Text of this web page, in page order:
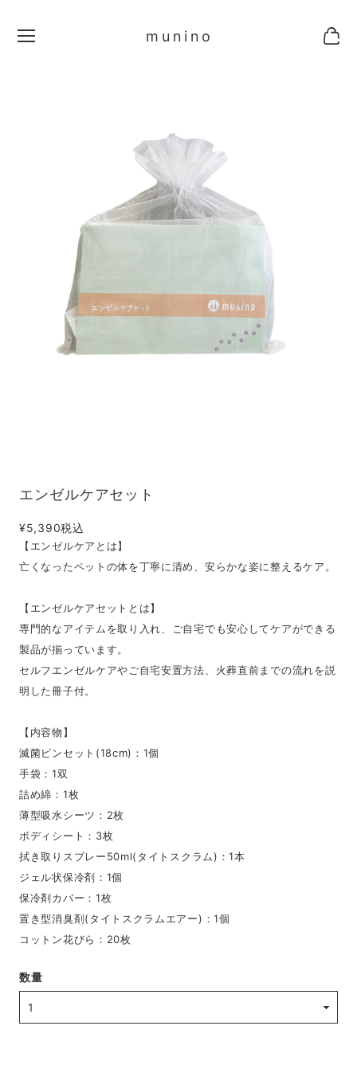
munino
エンゼルケアセット
¥5,390税込
【エンゼルケアとは】
亡くなったペットの体を丁寧に清め、安らかな姿に整えるケア。
【エンゼルケアセットとは】
専門的なアイテムを取り入れ、ご自宅でも安心してケアができる
製品が揃っています。
セルフエンゼルケアやご自宅安置方法、火葬直前までの流れを説
明した冊子付。
【内容物】
滅菌ピンセット(18cm)：1個
手袋：1双
詰め綿：1枚
薄型吸水シーツ：2枚
ボディシート：3枚
拭き取りスプレー50ml(タイトスクラム)：1本
ジェル状保冷剤：1個
保冷剤カバー：1枚
置き型消臭剤(タイトスクラムエアー)：1個
コットン花びら：20枚
数量